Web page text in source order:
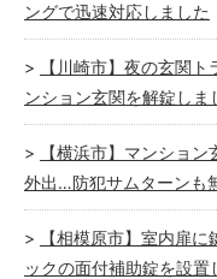
ングで迅速対応しました
【川崎市】夜の玄関
ンション玄関を解錠しま
【横浜市】マンショ
外出…防犯サムターンも
【相模原市】室内扉
ックの面付補助錠を設置